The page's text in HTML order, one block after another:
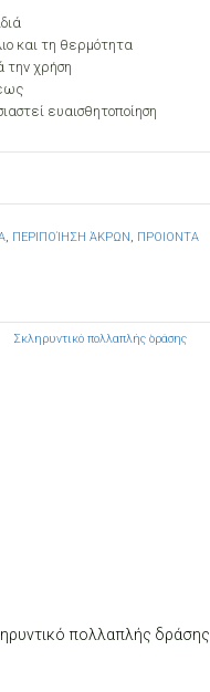
και τη θερμότητα
την χρήση
ευαισθητοποίηση
, ΠΕΡΙΠΟΊΗΣΗ ΆΚΡΩΝ, ΠΡΟΙΟΝΤΑ
πολλαπλής δράσης